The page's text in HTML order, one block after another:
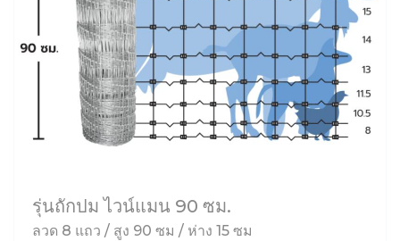
รุ่นถักปม ไวน์แมน 90 ซม.
ลวด 8 แถว / สูง 90 ซม / ห่าง 15 ซม